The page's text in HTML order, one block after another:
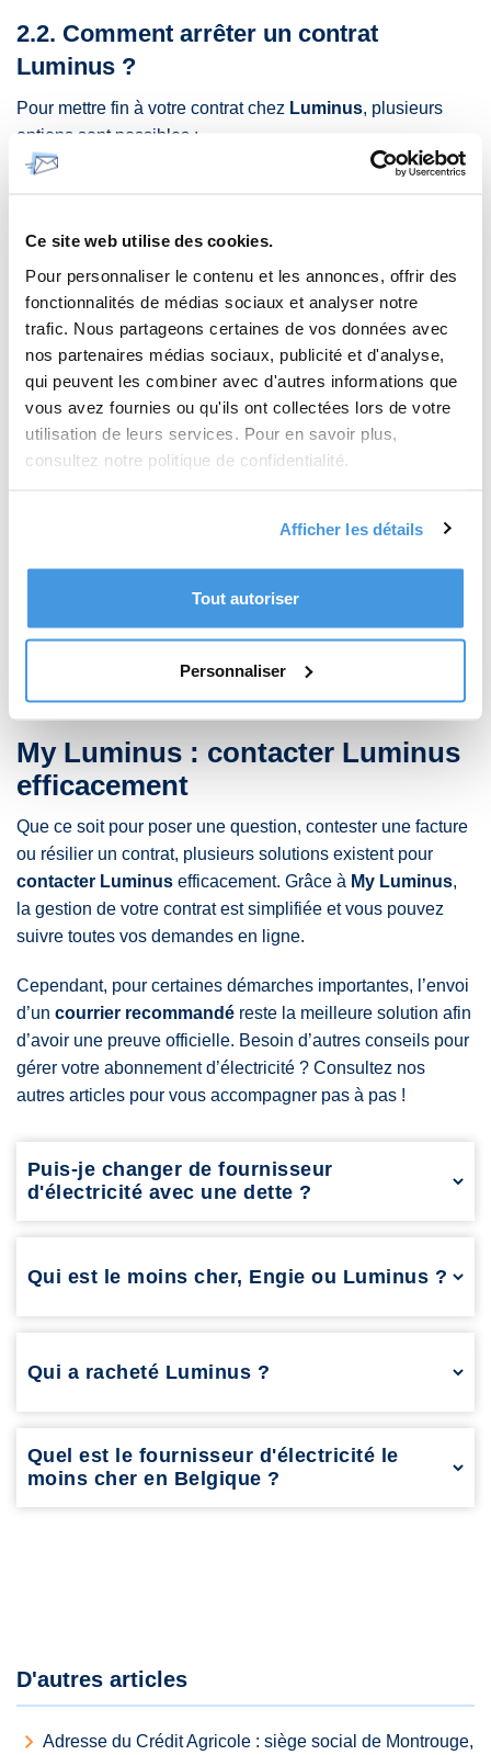
Ce site web utilise des cookies.
Pour personnaliser le contenu et les annonces, offrir des
fonctionnalités de médias sociaux et analyser notre
trafic. Nous partageons certaines de vos données avec
nos partenaires médias sociaux, publicité et d'analyse,
qui peuvent les combiner avec d'autres informations que
vous avez fournies ou qu'ils ont collectées lors de votre
utilisation de leurs services. Pour en savoir plus,
consultez notre politique de confidentialité.
Afficher les détails
Tout autoriser
Personnaliser
2.2. Comment arrêter un contrat
Luminus ?
Pour mettre fin à votre contrat chez Luminus, plusieurs
options sont possibles :
immédiate.
Envoi d’une lettre recommandée, notamment si
vous voulez conserver une preuve de votre
résiliation.
Pensez à préciser votredate de résiliation souhaitéeet à
transmettre vosderniers relevés de compteur.
Si vous rencontrez un litige avec Luminus et que le service
à résoudre les conflits entre consommateurs et
fournisseurs d’énergie.
My Luminus : contacter Luminus
efficacement
Que ce soit pour poser une question, contester une facture
ou résilier un contrat, plusieurs solutions existent pour
contacter Luminus efficacement. Grâce à My Luminus,
la gestion de votre contrat est simplifiée et vous pouvez
suivre toutes vos demandes en ligne.
Cependant, pour certaines démarches importantes, l’envoi
d’un courrier recommandé reste la meilleure solution afin
d’avoir une preuve officielle. Besoin d’autres conseils pour
gérer votre abonnement d’électricité ? Consultez nos
autres articles pour vous accompagner pas à pas !
Puis-je changer de fournisseur
d'électricité avec une dette ?
Qui est le moins cher, Engie ou Luminus ?
avantageuse.
Qui a racheté Luminus ?
Quel est le fournisseur d'électricité le
moins cher en Belgique ?
D'autres articles
Adresse du Crédit Agricole : siège social de Montrouge,